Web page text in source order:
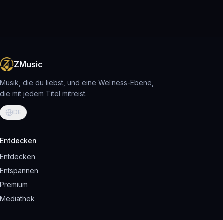
ZMusic
Musik, die du liebst, und eine Wellness-Ebene,
die mit jedem Titel mitreist.
DE
Entdecken
Entdecken
Entspannen
Premium
Mediathek